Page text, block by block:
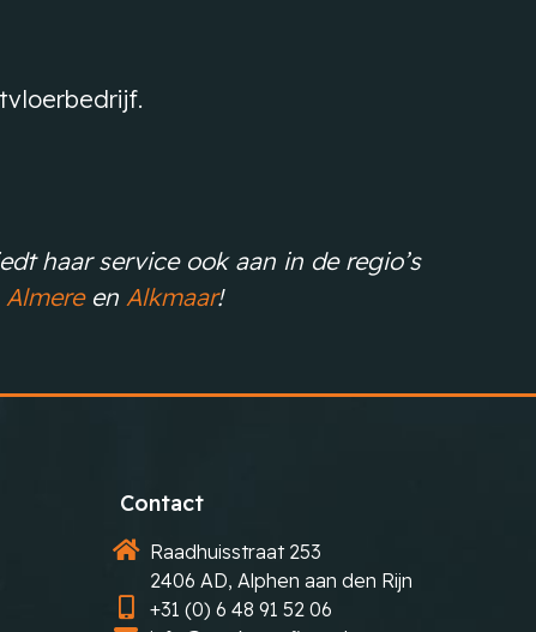
haar service ook aan in de regio’s
Almereen Alkmaar!
Contact
Raadhuisstraat 253
2406 AD, Alphen aan den Rijn
+31 (0) 6 48 91 52 06